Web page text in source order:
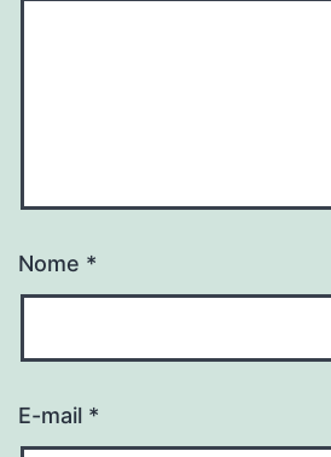
Nome *
E-mail *